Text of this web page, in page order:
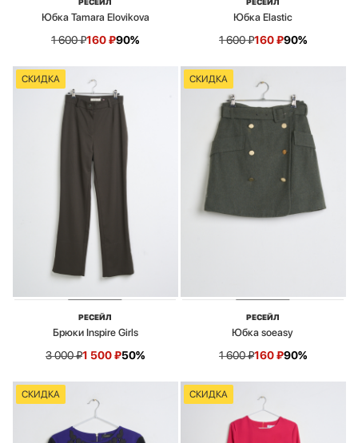
Юбка Tamara Elovikova
1 600₽160₽90%
Юбка Elastic
1 600₽160₽90%
СКИДКА
РЕСЕЙЛ
Брюки Inspire Girls
3 000₽1 500₽50%
СКИДКА
РЕСЕЙЛ
Юбка soeasy
1 600₽160₽90%
СКИДКА СКИДКА